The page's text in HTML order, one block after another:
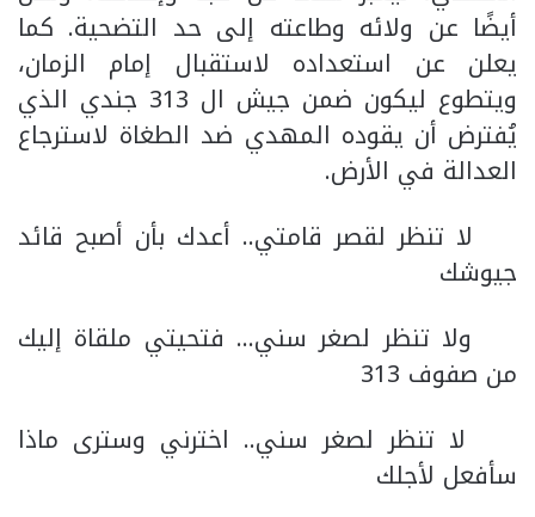
أيضًا عن ولائه وطاعته إلى حد التضحية. كما
يعلن عن استعداده لاستقبال إمام الزمان،
ويتطوع ليكون ضمن جيش ال 313 جندي الذي
يُفترض أن يقوده المهدي ضد الطغاة لاسترجاع
العدالة في الأرض.
لا تنظر لقصر قامتي.. أعدك بأن أصبح قائد
جيوشك
ولا تنظر لصغر سني… فتحيتي ملقاة إليك
من صفوف 313
لا تنظر لصغر سني.. اخترني وسترى ماذا
سأفعل لأجلك